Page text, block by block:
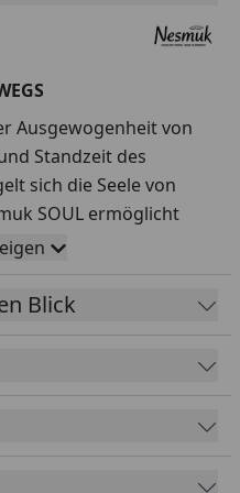
Ausgewogenheit von
Standzeit des
sich die Seele von
SOUL ermöglicht
Stahllegierung
extreme Schärfe und
die mit
im Inneren versteckt:
Blick